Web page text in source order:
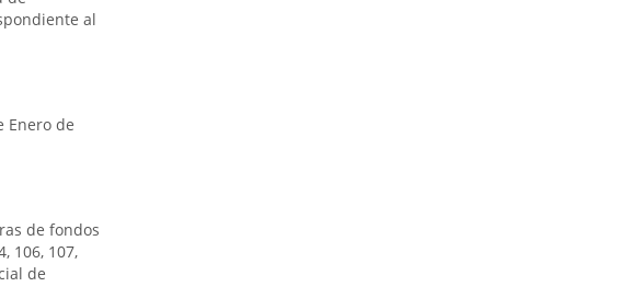
al
Enero de
de fondos
106, 107,
de